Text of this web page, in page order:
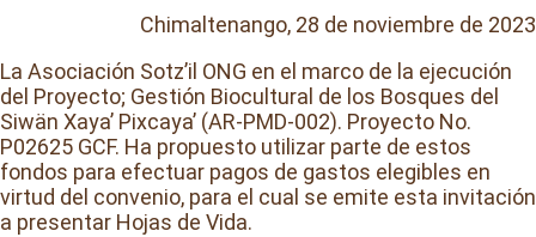
Chimaltenango, 28 de noviembre de 2023
La Asociación Sotz’il ONG en el marco de la ejecución
del Proyecto; Gestión Biocultural de los Bosques del
Siwän Xaya’ Pixcaya’ (AR-PMD-002). Proyecto No.
P02625 GCF. Ha propuesto utilizar parte de estos
fondos para efectuar pagos de gastos elegibles en
virtud del convenio, para el cual se emite esta invitación
a presentar Hojas de Vida.